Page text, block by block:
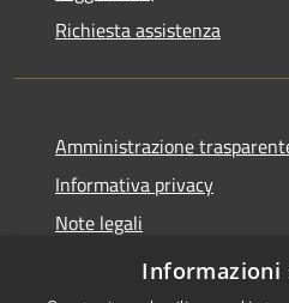
Richiesta assistenza
Amministrazione
Informativa privacy
Note legali
Dichiarazione di accessibilità
Informazioni